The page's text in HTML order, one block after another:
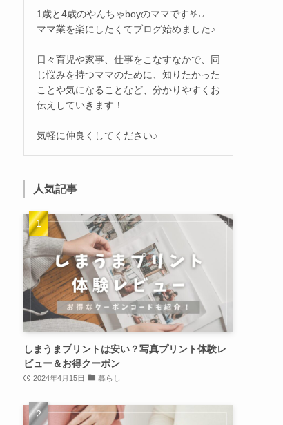
1歳と4歳のやんちゃboyのママです𖤐˒˒
ママ業を楽にしたくてブログ始めました♪
日々育児や家事、仕事をこなすなかで、同
じ悩みを持つママのために、知りたかった
ことや気になることなど、分かりやすくお
伝えしていきます！
気軽に仲良くしてください♪
人気記事
しまうまプリントは安い？写真プリント体験レ
ビュー＆お得クーポン
2024年4月15日 暮らし